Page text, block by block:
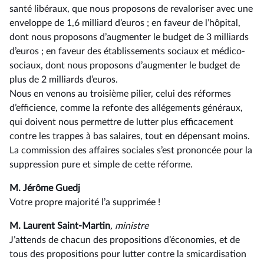
santé libéraux, que nous proposons de revaloriser avec une
enveloppe de 1,6 milliard d’euros ; en faveur de l’hôpital,
dont nous proposons d’augmenter le budget de 3 milliards
d’euros ; en faveur des établissements sociaux et médico-
sociaux, dont nous proposons d’augmenter le budget de
plus de 2 milliards d’euros.
Nous en venons au troisième pilier, celui des réformes
d’efficience, comme la refonte des allégements généraux,
qui doivent nous permettre de lutter plus efficacement
contre les trappes à bas salaires, tout en dépensant moins.
La commission des affaires sociales s’est prononcée pour la
suppression pure et simple de cette réforme.
M. Jérôme Guedj
Votre propre majorité l’a supprimée !
M. Laurent Saint-Martin, ministre
J’attends de chacun des propositions d’économies, et de
tous des propositions pour lutter contre la smicardisation